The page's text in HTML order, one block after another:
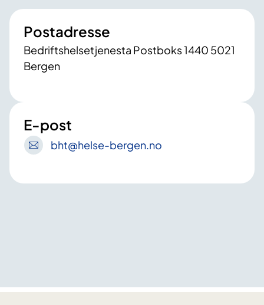
Postadresse
Bedriftshelsetjenesta Postboks 1440 5021
Bergen
E-post
bht@helse-bergen.no